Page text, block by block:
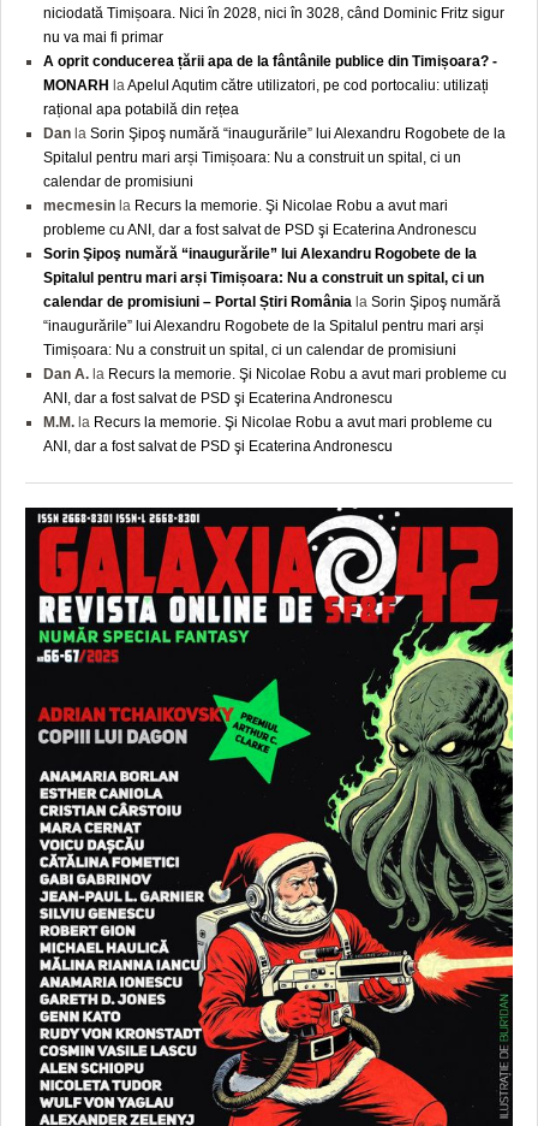
niciodată Timișoara. Nici în 2028, nici în 3028, când Dominic Fritz sigur
nu va mai fi primar
A oprit conducerea țării apa de la fântânile publice din Timișoara? -
MONARH laApelul Aqutim către utilizatori, pe cod portocaliu: utilizați
rațional apa potabilă din rețea
Dan la Sorin Şipoş numără “inaugurările” lui Alexandru Rogobete de la
Spitalul pentru mari arși Timișoara: Nu a construit un spital, ci un
calendar de promisiuni
mecmesin la Recurs la memorie. Şi Nicolae Robu a avut mari
probleme cu ANI, dar a fost salvat de PSD şi Ecaterina Andronescu
Sorin Şipoş numără “inaugurările” lui Alexandru Rogobete de la
Spitalul pentru mari arși Timișoara: Nu a construit un spital, ci un
calendar de promisiuni – Portal Știri România la Sorin Şipoş numără
“inaugurările” lui Alexandru Rogobete de la Spitalul pentru mari arși
Timișoara: Nu a construit un spital, ci un calendar de promisiuni
Dan A. la Recurs la memorie. Şi Nicolae Robu a avut mari probleme cu
ANI, dar a fost salvat de PSD şi Ecaterina Andronescu
M.M. la Recurs la memorie. Şi Nicolae Robu a avut mari probleme cu
ANI, dar a fost salvat de PSD şi Ecaterina Andronescu